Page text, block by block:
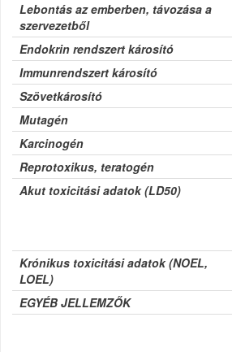
Lebontás az emberben, távozása a
szervezetből
Endokrin rendszert károsító
Immunrendszert károsító
Szövetkárosító
Mutagén
Karcinogén
Reprotoxikus, teratogén
Akut toxicitási adatok (LD50)
Krónikus toxicitási adatok (NOEL,
LOEL)
EGYÉB JELLEMZŐK